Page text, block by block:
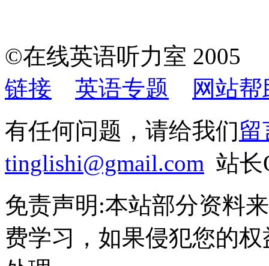
©在线英语听力室
链接
英语专题
网站帮
有任何问题，请给我们留
tinglishi@gmail.com 站长
免责声明:本站部分资料
费学习，如果侵犯您的